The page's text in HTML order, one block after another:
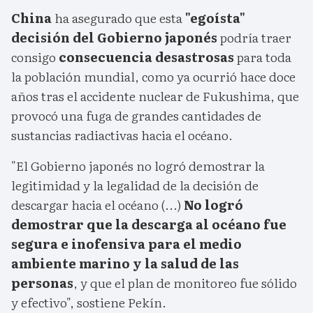
Chinaha asegurado que esta"egoísta"
decisión del Gobierno japonéspodría traer
consigo consecuencia desastrosaspara toda
la población mundial, como ya ocurrió hace doce
años tras el accidente nuclear de Fukushima, que
provocó una fuga de grandes cantidades de
sustancias radiactivas hacia el océano.
"El Gobierno japonés no logró demostrar la
legitimidad y la legalidad de la decisión de
descargar hacia el océano (...) No logró
demostrar que la descarga al océano fue
segura e inofensiva para el medio
ambiente marino y la salud de las
personas, y que el plan de monitoreo fue sólido
y efectivo", sostiene Pekín.